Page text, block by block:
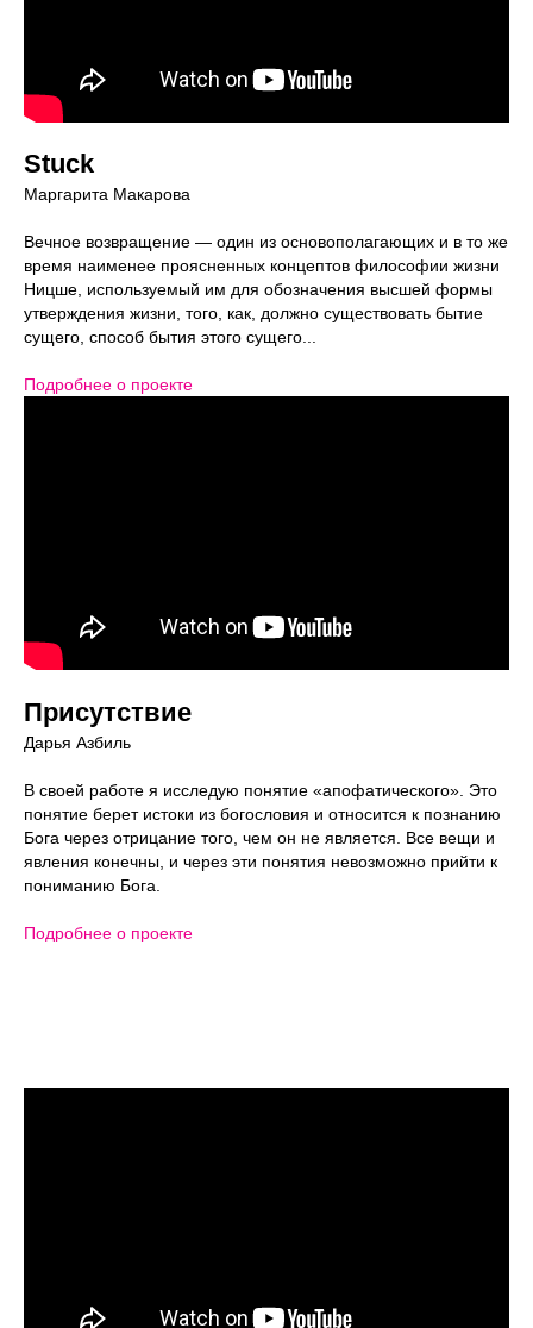
Stuck
Маргарита Макарова
Вечное возвращение — один из основополагающих и в то же
время наименее проясненных концептов философии жизни
Ницше, используемый им для обозначения высшей формы
утверждения жизни, того, как, должно существовать бытие
сущего, способ бытия этого сущего...
Подробнее о проекте
Присутствие
Дарья Азбиль
В своей работе я исследую понятие «апофатического». Это
понятие берет истоки из богословия и относится к познанию
Бога через отрицание того, чем он не является. Все вещи и
явления конечны, и через эти понятия невозможно прийти к
пониманию Бога.
Подробнее о проекте